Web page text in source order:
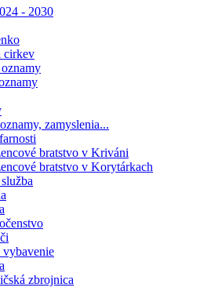
- 2030
cirkev
zamyslenia...
bratstvo v Kriváni
bratstvo v Korytárkach
vybavenie
zbrojnica